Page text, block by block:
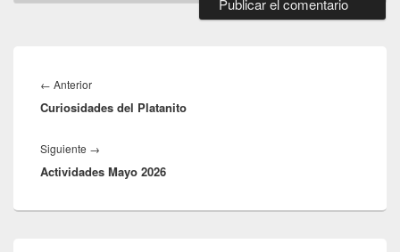
de
entradas
← AnteriorEntrada
anterior:
Curiosidades del Platanito
Siguiente →
siguiente:
Actividades Mayo 2026